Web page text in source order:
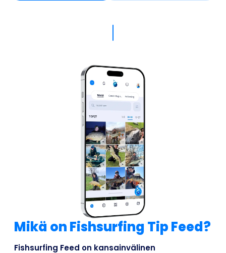
Mikä on Fishsurfing Tip Feed?
Fishsurfing Feed on kansainvälinen